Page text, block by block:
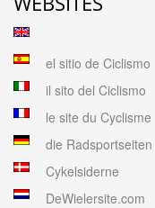
el sitio de Ciclismo
il sito del Ciclismo
le site du Cyclisme
die Radsportseiten
Cykelsiderne
DeWielersite.com